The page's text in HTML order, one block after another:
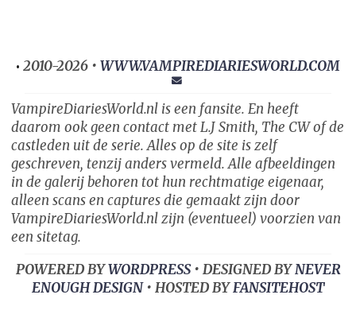
• 2010-2026 • WWW.VAMPIREDIARIESWORLD.COM
VampireDiariesWorld.nl is een fansite. En heeft
daarom ook geen contact met L.J Smith, The CW of de
castleden uit de serie. Alles op de site is zelf
geschreven, tenzij anders vermeld. Alle afbeeldingen
in de galerij behoren tot hun rechtmatige eigenaar,
alleen scans en captures die gemaakt zijn door
VampireDiariesWorld.nl zijn (eventueel) voorzien van
een sitetag.
POWERED BYWORDPRESS• DESIGNED BYNEVER
ENOUGH DESIGN• HOSTED BYFANSITEHOST